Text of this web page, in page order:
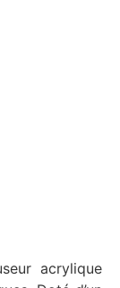
acrylique